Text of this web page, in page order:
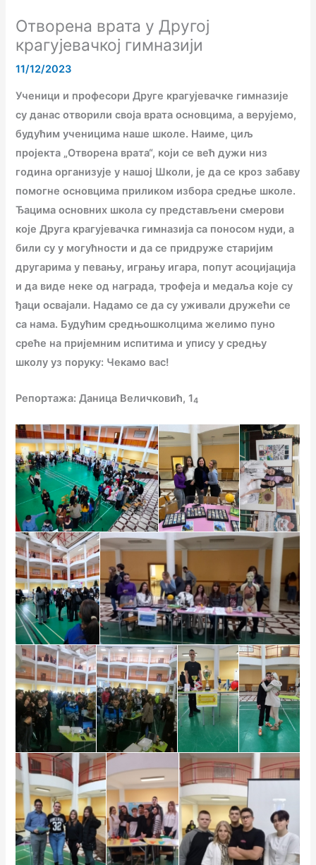
Отворена врата у Другој
крагујевачкој гимназији
11/12/2023
Ученици и професори Друге крагујевачке гимназије
су данас отворили своја врата основцима, а верујемо,
будућим ученицима наше школе. Наиме, циљ
пројекта „Отворена врата“, који се већ дужи низ
година организује у нашој Школи, је да се кроз забаву
помогне основцима приликом избора средње школе.
Ђацима основних школа су представљени смерови
које Друга крагујевачка гимназија са поносом нуди, а
били су у могућности и да се придруже старијим
другарима у певању, игрању игара, попут асоцијација
и да виде неке од награда, трофеја и медаља које су
ђаци освајали. Надамо се да су уживали дружећи се
са нама. Будућим средњошколцима желимо пуно
среће на пријемним испитима и упису у средњу
школу уз поруку: Чекамо вас!
Репортажа: Даница Величковић, 14